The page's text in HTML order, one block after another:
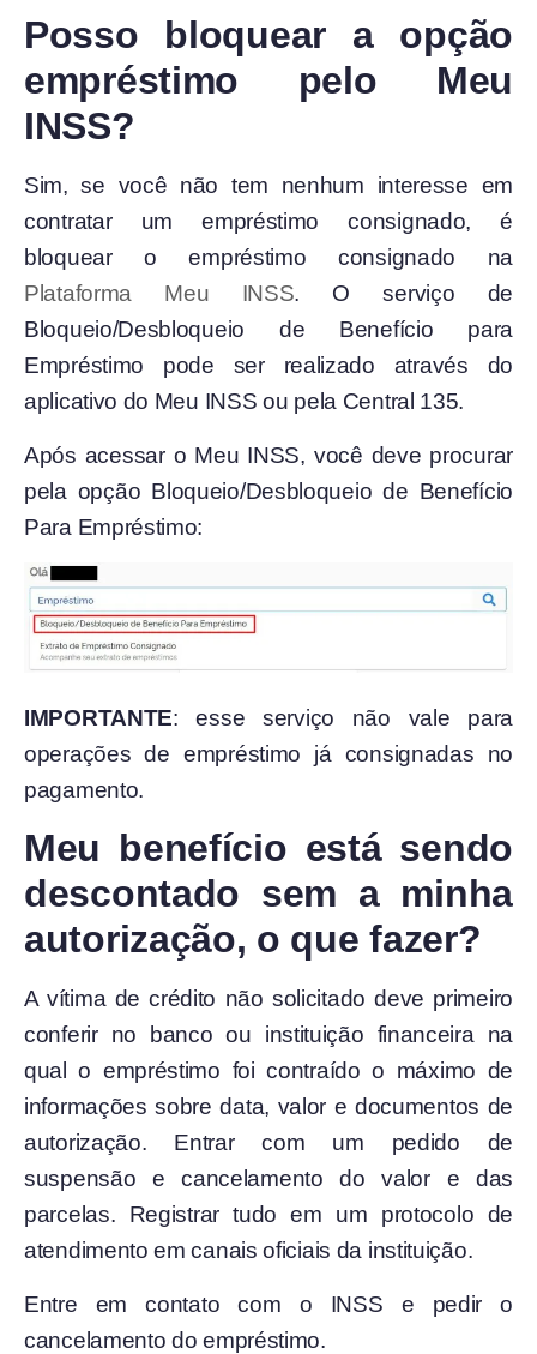
Posso bloquear a opção
empréstimo pelo Meu
INSS?
Sim, se você não tem nenhum interesse em
contratar um empréstimo consignado, é
bloquear o empréstimo consignado na
Plataforma Meu INSS. O serviço de
Bloqueio/Desbloqueio de Benefício para
Empréstimo pode ser realizado através do
aplicativo do Meu INSS ou pela Central 135.
Após acessar o Meu INSS, você deve procurar
pela opção Bloqueio/Desbloqueio de Benefício
Para Empréstimo:
IMPORTANTE: esse serviço não vale para
operações de empréstimo já consignadas no
pagamento.
Meu benefício está sendo
descontado sem a minha
autorização, o que fazer?
A vítima de crédito não solicitado deve primeiro
conferir no banco ou instituição financeira na
qual o empréstimo foi contraído o máximo de
informações sobre data, valor e documentos de
autorização. Entrar com um pedido de
suspensão e cancelamento do valor e das
parcelas. Registrar tudo em um protocolo de
atendimento em canais oficiais da instituição.
Entre em contato com o INSS e pedir o
cancelamento do empréstimo.